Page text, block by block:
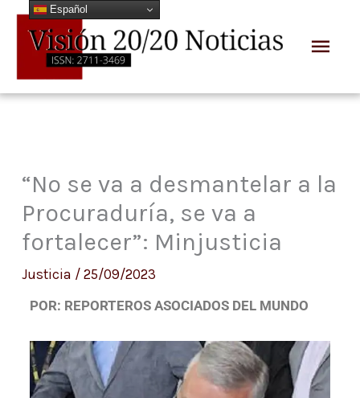
contenido
“No se va a desmantelar a la
Procuraduría, se va a
fortalecer”: Minjusticia
Justicia / 25/09/2023
POR: REPORTEROS ASOCIADOS DEL MUNDO
Español